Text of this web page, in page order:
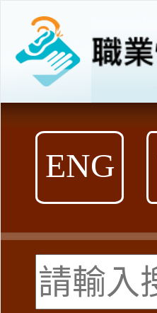
到
內
容
ENG